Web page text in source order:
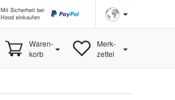
Mit Sicherheit bei
Hood einkaufen
Waren-
korb
Merk-
zettel